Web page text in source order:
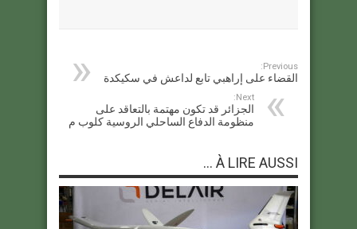
Previous:
القضاء على إراهبي تابع لداعش في سكيكدة
Next:
الجزائر قد تكون مهتمة بالتعاقد على
منظومة الدفاع الساحلي الروسية كلوب م
À LIRE AUSSI ...